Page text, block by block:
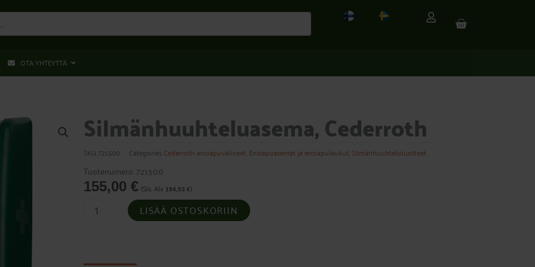
CART
OTA YHTEYTTÄ
Silmänhuuhteluasema, Cederroth
SKU 721500 Categories Cederroth-ensiapuvälineet Ensiapuasemat ja ensiapulaukut Silmänhuuhtelutuotteet
Tuotenumero: 721500
155,00 € (Sis. Alv 194,53 €)
Silmänhuuhteluasema,
Cederroth LISÄÄ OSTOSKORIIN